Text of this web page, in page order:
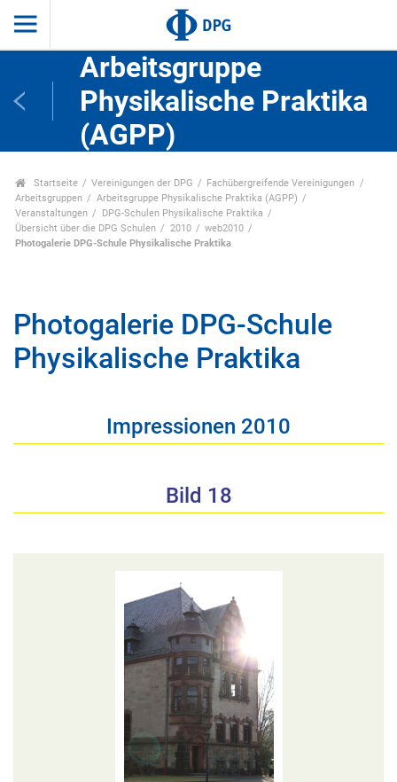
Arbeitsgruppe
Physikalische Praktika
(AGPP)
Startseite Vereinigungen der DPG
Fachübergreifende Vereinigungen
Arbeitsgruppen
Arbeitsgruppe Physikalische Praktika (AGPP)
Veranstaltungen
DPG-Schulen Physikalische Praktika
Übersicht über die DPG Schulen
2010
web2010
Photogalerie DPG-Schule Physikalische Praktika
Photogalerie DPG-Schule
Physikalische Praktika
Impressionen 2010
Bild 18